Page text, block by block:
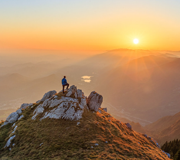
Cansiglio - Pizzoc